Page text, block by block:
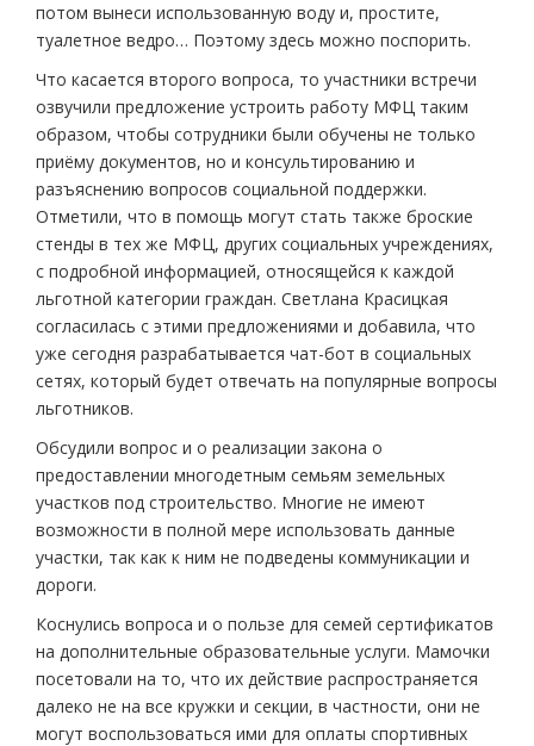
потом вынеси использованную воду и, простите,
туалетное ведро… Поэтому здесь можно поспорить.
Что касается второго вопроса, то участники встречи
озвучили предложение устроить работу МФЦ таким
образом, чтобы сотрудники были обучены не только
приёму документов, но и консультированию и
разъяснению вопросов социальной поддержки.
Отметили, что в помощь могут стать также броские
стенды в тех же МФЦ, других социальных учреждениях,
с подробной информацией, относящейся к каждой
льготной категории граждан. Светлана Красицкая
согласилась с этими предложениями и добавила, что
уже сегодня разрабатывается чат-бот в социальных
сетях, который будет отвечать на популярные вопросы
льготников.
Обсудили вопрос и о реализации закона о
предоставлении многодетным семьям земельных
участков под строительство. Многие не имеют
возможности в полной мере использовать данные
участки, так как к ним не подведены коммуникации и
дороги.
Коснулись вопроса и о пользе для семей сертификатов
на дополнительные образовательные услуги. Мамочки
посетовали на то, что их действие распространяется
далеко не на все кружки и секции, в частности, они не
могут воспользоваться ими для оплаты спортивных